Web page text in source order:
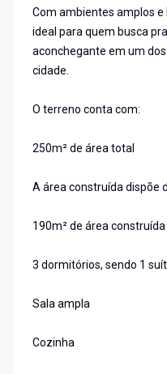
Com ambientes amplos
ideal para quem busca
aconchegante em um
cidade.
O terreno conta com:
250m² de área total
A área construída dispõe
190m² de área construída
3 dormitórios, sendo 1
Sala ampla
Cozinha